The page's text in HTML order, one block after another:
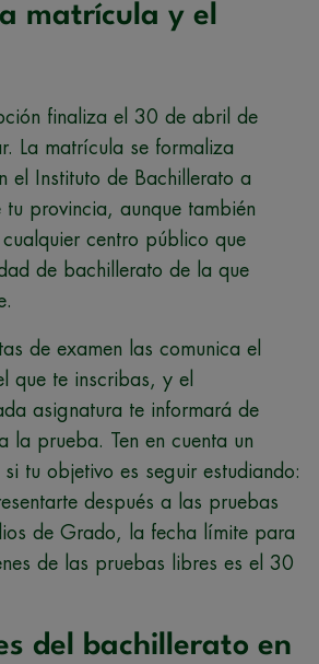
matrícula y el
finaliza el 30 de abril de
La matrícula se formaliza
el Instituto de Bachillerato a
tu provincia, aunque también
centro público que
de bachillerato de la que
de examen las comunica el
que te inscribas, y el
asignatura te informará de
la prueba. Ten en cuenta un
tu objetivo es seguir estudiando:
después a las pruebas
de Grado, la fecha límite para
de las pruebas libres es el 30
del bachillerato en